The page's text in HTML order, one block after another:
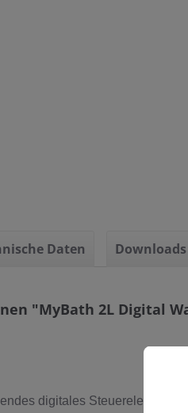
Daten Downloads
"MyBath 2L Digital
digitales Steuerelement,